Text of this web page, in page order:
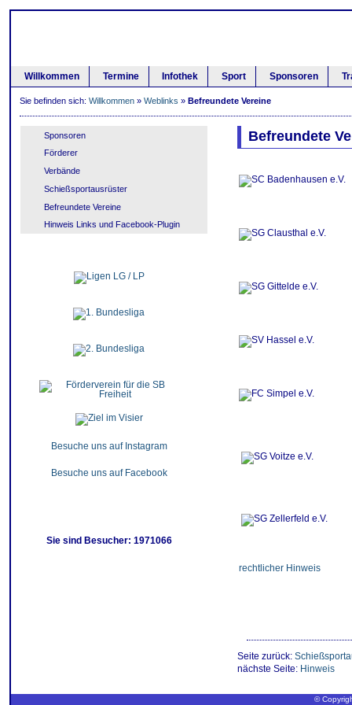
Willkommen Termine Infothek Sport Sponsoren
Sie befinden sich: Willkommen» Weblinks » Befreundete Vereine
Sponsoren
Förderer
Verbände
Schießsportausrüster
Befreundete Vereine
Hinweis Links und Facebook-Plugin
Besuche uns auf Instagram
Besuche uns auf Facebook
Sie sind Besucher: 1971066
Befreundete
rechtlicher Hinweis
Seite zurück:
nächste Seite: Hinweis
©